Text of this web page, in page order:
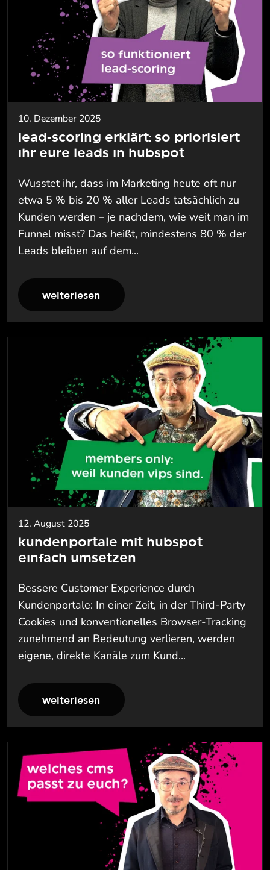
10. Dezember 2025
lead-scoring erklärt: so priorisiert
ihr eure leads in hubspot
Wusstet ihr, dass im Marketing heute oft nur
etwa 5 % bis 20 % aller Leads tatsächlich zu
Kunden werden – je nachdem, wie weit man im
Funnel misst? Das heißt, mindestens 80 % der
Leads bleiben auf dem...
weiterlesen
12. August 2025
kundenportale mit hubspot
einfach umsetzen
Bessere Customer Experience durch
Kundenportale: In einer Zeit, in der Third-Party
Cookies und konventionelles Browser-Tracking
zunehmend an Bedeutung verlieren, werden
eigene, direkte Kanäle zum Kund...
weiterlesen